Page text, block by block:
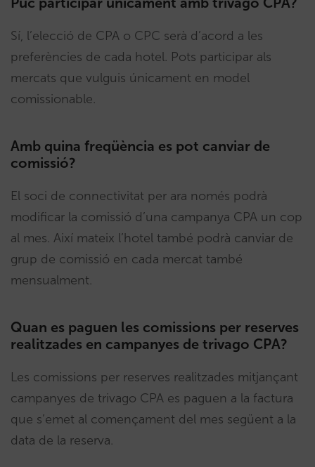
Sí, l’elecció de CPA o CPC serà d’acord a les
preferències de cada hotel. Pots participar als
mercats que vulguis únicament en model
comissionable.
Amb quina freqüència es pot canviar de
comissió?
El soci de connectivitat per ara només podrà
modificar la comissió d’una campanya CPA un cop
al mes. Així mateix l’hotel també podrà canviar de
grup de comissió en cada mercat també
mensualment.
Quan es paguen les comissions per reserves
realitzades en campanyes de trivago CPA?
Les comissions per reserves realitzades mitjançant
campanyes de trivago CPA es paguen a la factura
que s’emet al començament del mes següent a la
data de la reserva.